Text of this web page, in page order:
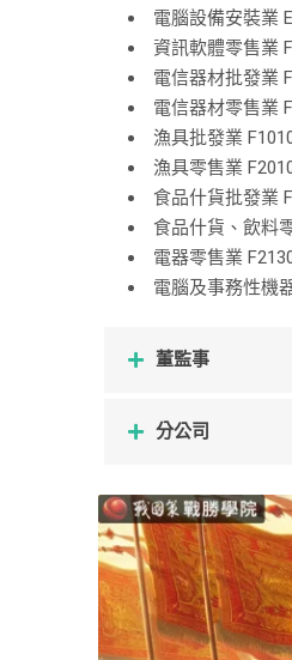
電腦設備安裝業
資訊軟體零售業
電信器材批發業
電信器材零售業
漁具批發業
漁具零售業
食品什貨批發業
食品什貨、飲料
電器零售業
電腦及事務性機
董監事
分公司